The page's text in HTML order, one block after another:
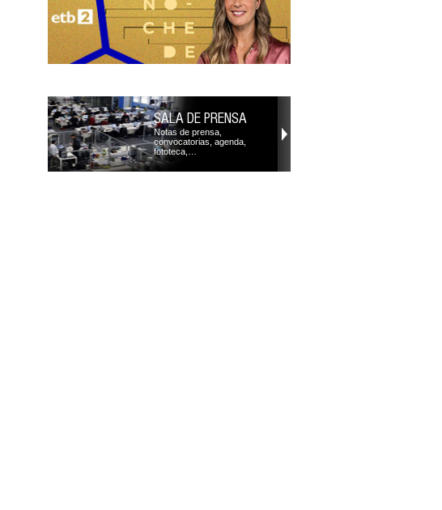
SALA DE PRENSA
Notas de prensa,
convocatorias, agenda,
fototeca,…